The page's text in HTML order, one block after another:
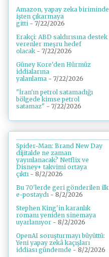
Amazon, yapay zeka biriminde
işten çıkarmaya
gitti - 7/22/2026
Erakçi: ABD saldırısına destek
verenler meşru hedef
olacak - 7/22/2026
Güney Kore'den Hürmüz
iddialarına
yalanlama - 7/22/2026
"İran'ın petrol satamadığı
bölgede kimse petrol
satamaz" - 7/22/2026
Spider-Man: Brand New Day
dijitalde ne zaman
yayınlanacak? Netflix ve
Disney+ takvimi ortaya
çıktı - 8/2/2026
Bu 70'lerde geri gönderilen ilk
e-postaydı - 8/2/2026
Stephen King'in karanlık
romanı yeniden sinemaya
uyarlanıyor - 8/2/2026
OpenAI soruşturmayı büyüttü:
Yeni yapay zekâ kaçışları
iddiası gündemde - 8/2/2026